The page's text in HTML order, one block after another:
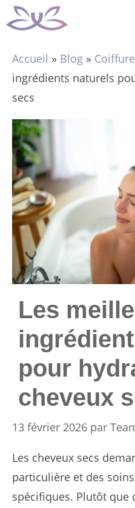
Aller
au
Accueil » Blog » Coiffure
ingrédients naturels
secs
Les
pour
cheveux
13 février 2026 par
Les cheveux secs
particulière et des
spécifiques. Plutôt que